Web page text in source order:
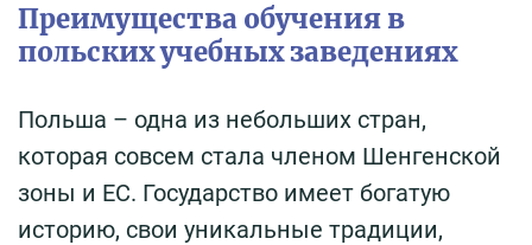
Преимущества обучения в
польских учебных заведениях
Польша – одна из небольших стран,
которая совсем стала членом Шенгенской
зоны и ЕС. Государство имеет богатую
историю, свои уникальные традиции,